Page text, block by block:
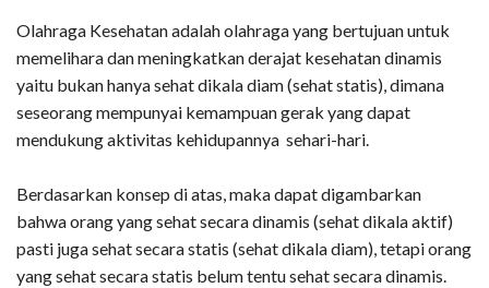
Olahraga Kesehatan adalah olahraga yang bertujuan untuk
memelihara dan meningkatkan derajat kesehatan dinamis
yaitu bukan hanya sehat dikala diam (sehat statis), dimana
seseorang mempunyai kemampuan gerak yang dapat
mendukung aktivitas kehidupannya sehari-hari.
Berdasarkan konsep di atas, maka dapat digambarkan
bahwa orang yang sehat secara dinamis (sehat dikala aktif)
pasti juga sehat secara statis (sehat dikala diam), tetapi orang
yang sehat secara statis belum tentu sehat secara dinamis.